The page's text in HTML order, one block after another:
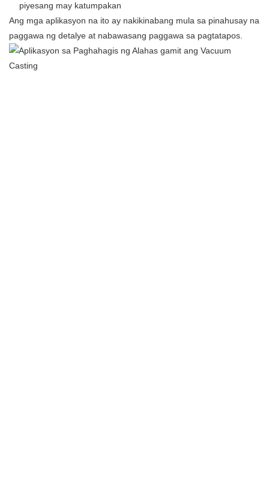
piyesang may katumpakan
Ang mga aplikasyon na ito ay nakikinabang mula sa pinahusay na
paggawa ng detalye at nabawasang paggawa sa pagtatapos.